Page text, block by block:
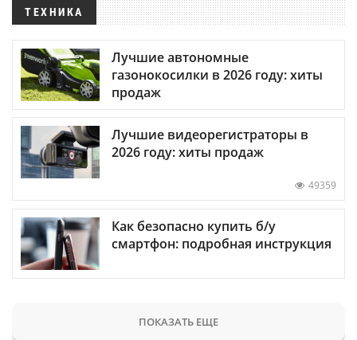
ТЕХНИКА
Лучшие автономные
газонокосилки в 2026 году: хиты
продаж
Лучшие видеорегистраторы в
2026 году: хиты продаж
49359
Как безопасно купить б/у
смартфон: подробная инструкция
ПОКАЗАТЬ ЕЩЕ